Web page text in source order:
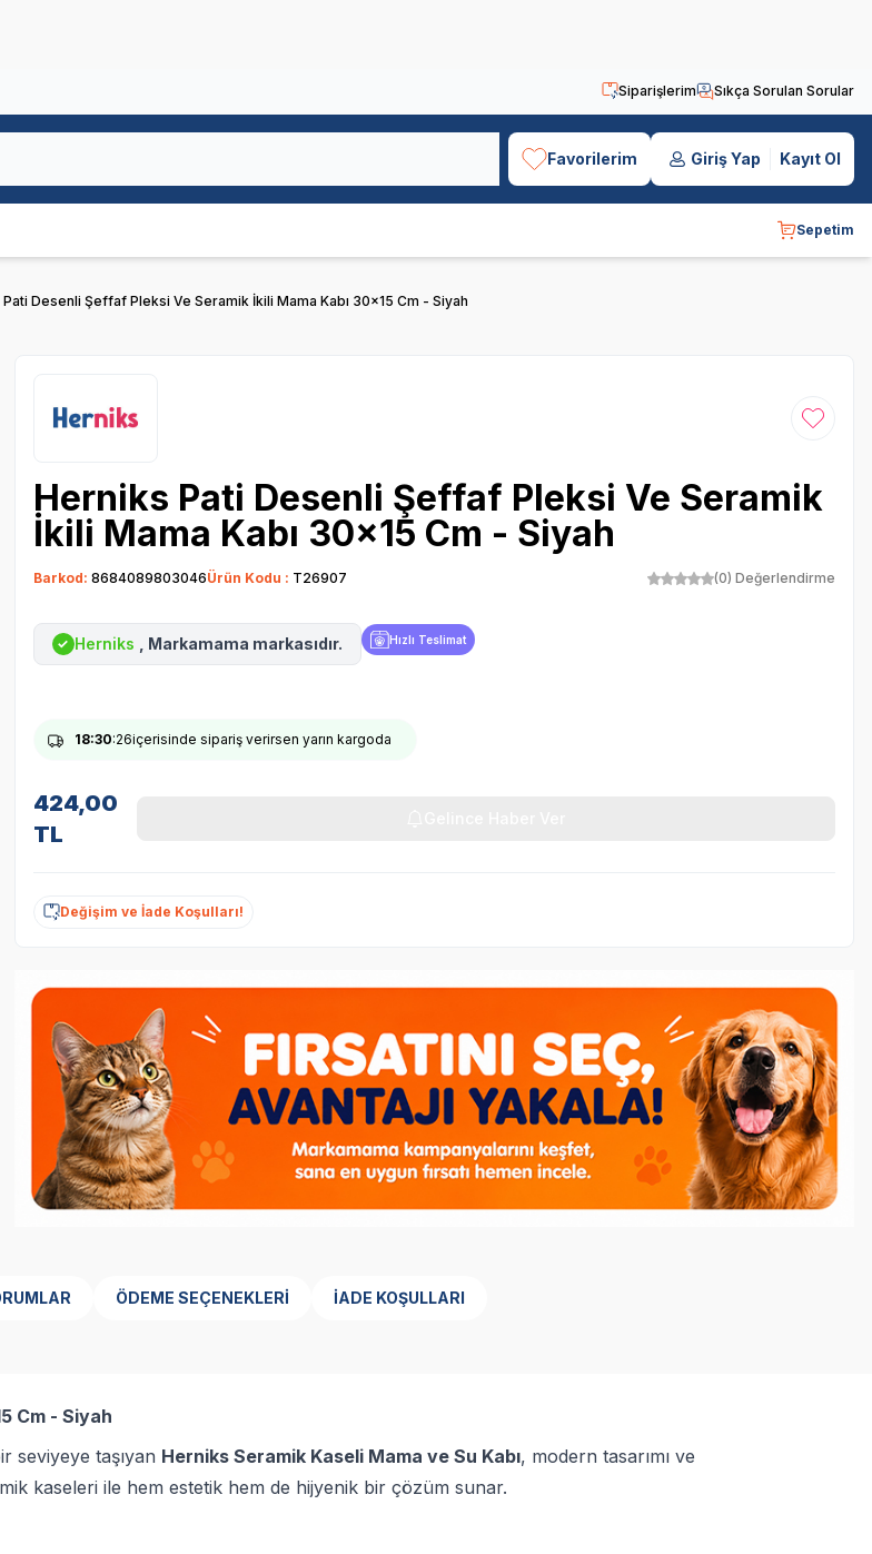
Siparişlerim Sıkça Sorulan Sorular
Favorilerim Giriş Yap Kayıt Ol
Sepetim
Desenli Şeffaf Pleksi Ve Seramik İkili Mama Kabı 30x15 Cm - Siyah
Favoriye
Herniks Pati Desenli Şeffaf Pleksi Ve Seramik
İkili Mama Kabı 30x15 Cm - Siyah
Barkod: 8684089803046Ürün Kodu : T26907 (0) Değerlendirme
✓ Herniks , Markamama markasıdır. Hızlı Teslimat
18:30:25içerisinde sipariş verirsen yarın kargoda
424,00
TL
Değişim ve İade Koşulları!
ÖDEME SEÇENEKLERI İADE KOŞULLARI
Cm - Siyah
seviyeye taşıyan Herniks Seramik Kaseli Mama ve Su Kabı, modern tasarımı ve
kaseleri ile hem estetik hem de hijyenik bir çözüm sunar.